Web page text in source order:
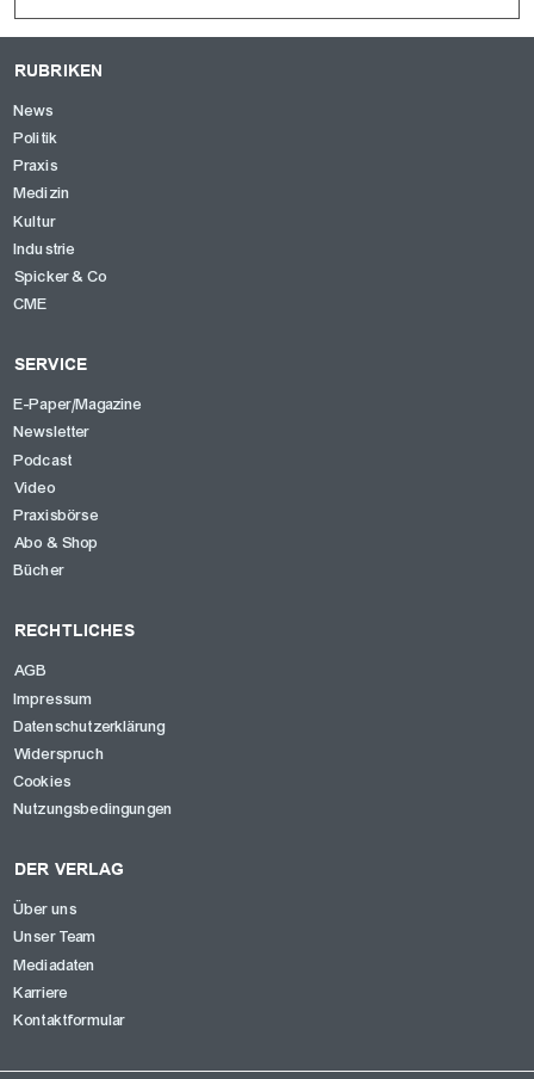
RUBRIKEN
News
Politik
Praxis
Medizin
Kultur
Industrie
Spicker & Co
CME
SERVICE
E-Paper/Magazine
Newsletter
Podcast
Video
Praxisbörse
Abo & Shop
Bücher
RECHTLICHES
AGB
Impressum
Datenschutzerklärung
Widerspruch
Cookies
Nutzungsbedingungen
DER VERLAG
Über uns
Unser Team
Mediadaten
Karriere
Kontaktformular